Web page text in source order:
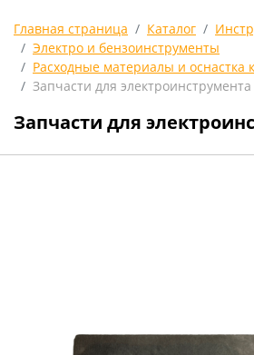
Главная страница Каталог
Электро и бензоинструменты
Расходные материалы и оснастка
Запчасти для электроинструмента
Запчасти для